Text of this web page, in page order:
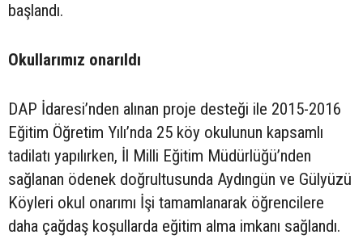
başlandı.
Okullarımız onarıldı
DAP İdaresi’nden alınan proje desteği ile 2015-2016
Eğitim Öğretim Yılı’nda 25 köy okulunun kapsamlı
tadilatı yapılırken, İl Milli Eğitim Müdürlüğü’nden
sağlanan ödenek doğrultusunda Aydıngün ve Gülyüzü
Köyleri okul onarımı İşi tamamlanarak öğrencilere
daha çağdaş koşullarda eğitim alma imkanı sağlandı.